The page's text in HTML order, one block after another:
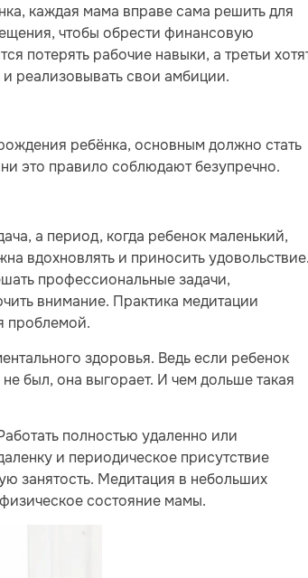
каждая мама вправе сама решить для
чтобы обрести финансовую
потерять рабочие навыки, а третьи
реализовывать свои амбиции.
ребёнка, основным должно стать
это правило соблюдают безупречно.
а период, когда ребенок маленький,
вдохновлять и приносить удовольствие.
профессиональные задачи,
внимание. Практика медитации
проблемой.
здоровья. Ведь если ребенок
был, она выгорает. И чем дольше такая
полностью удаленно или
и периодическое присутствие
занятость. Медитация в небольших
состояние мамы.